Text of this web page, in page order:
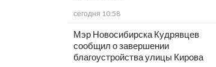
сегодня 10:58
Мэр Новосибирска Кудрявцев
сообщил о завершении
благоустройства улицы Кирова